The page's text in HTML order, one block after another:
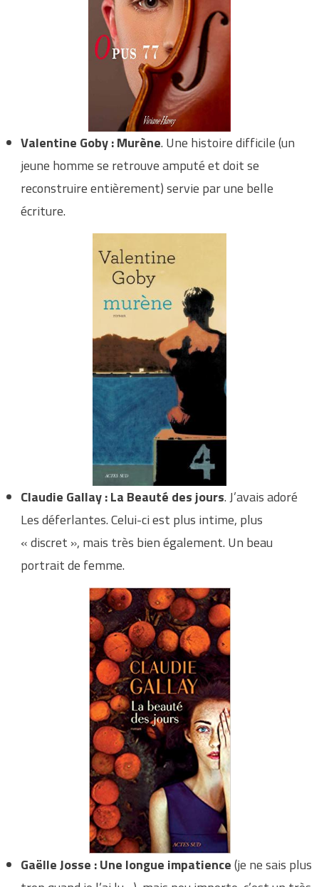
Valentine Goby : Murène. Une histoire difficile (un
jeune homme se retrouve amputé et doit se
reconstruire entièrement) servie par une belle
écriture.
Claudie Gallay : La Beauté des jours. J’avais adoré
Les déferlantes. Celui-ci est plus intime, plus
« discret », mais très bien également. Un beau
portrait de femme.
Gaëlle Josse : Une longue impatience(je ne sais plus